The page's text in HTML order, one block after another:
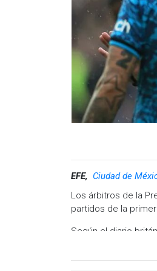
ser sustituido al
y volvió a la
mantenerlo en el
Con su salida de
vinculado a clubes
sido descartadas,
Visita y accede a
Facebook:
EFE, Ciudad de
Los árbitros de la
partidos de la
Según el diario